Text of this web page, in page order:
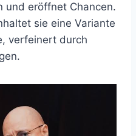
und eröffnet Chancen.
sie eine Variante
verfeinert durch